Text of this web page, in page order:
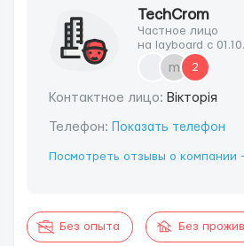
TechCrom
Частное лицо
на layboard с
m 2
Контактное лицо: Вікторія
Телефон: Показать телефон
Посмотреть отзывы о
Без опыта Без